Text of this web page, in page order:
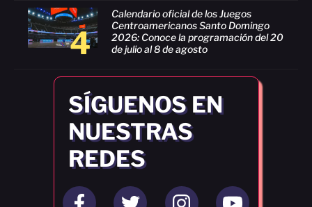
4
Calendario oficial de los Juegos
Centroamericanos Santo Domingo
2026: Conoce la programación del 20
de julio al 8 de agosto
SÍGUENOS EN
NUESTRAS
REDES